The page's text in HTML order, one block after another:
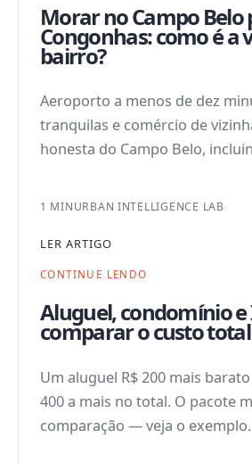
Morar no Campo Belo
Congonhas: como é a
bairro?
Aeroporto a menos de dez
tranquilas e comércio de
honesta do Campo Belo,
1 MINURBAN INTELLIGENCE LAB
LER ARTIGO
CONTINUE LENDO
Aluguel, condomínio e
comparar o custo
Um aluguel R$ 200 mais
400 a mais no total. O pacote
comparação — veja o exemplo.